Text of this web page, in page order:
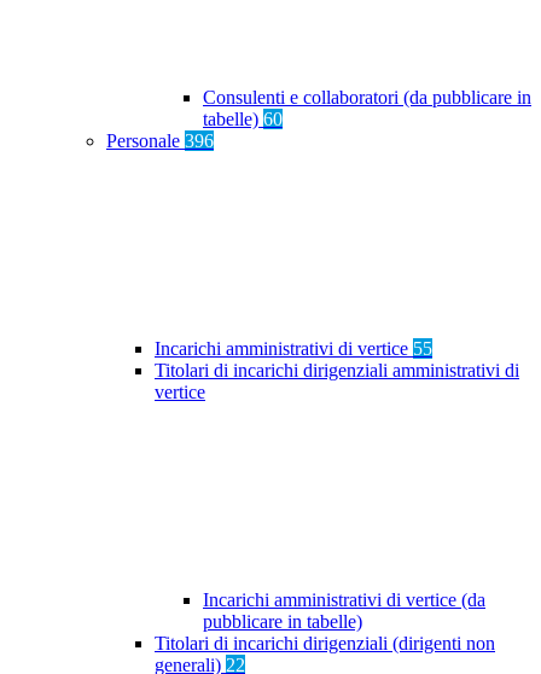
Consulenti e collaboratori (da pubblicare in
tabelle) 60
Personale 396
Incarichi amministrativi di vertice 55
Titolari di incarichi dirigenziali amministrativi di
vertice
Incarichi amministrativi di vertice (da
pubblicare in tabelle)
Titolari di incarichi dirigenziali (dirigenti non
generali) 22